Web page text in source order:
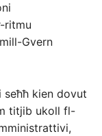
ritmu
Gvern
kien dovut
titjib ukoll fl-